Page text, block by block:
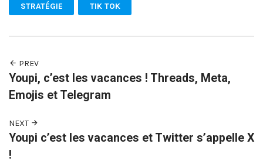
STRATÉGIE TIK TOK
PREV
Youpi, c’est les vacances ! Threads, Meta,
Emojis et Telegram
NEXT
Youpi c’est les vacances et Twitter s’appelle X
!